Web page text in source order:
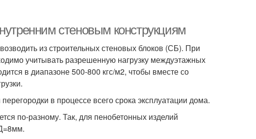
стеновым конструкциям
из строительных стеновых блоков (СБ). При
учитывать разрешенную нагрузку междуэтажных
в диапазоне 500-800 кгс/м2, чтобы вместе со
в процессе всего срока эксплуатации дома.
по-разному. Так, для пенобетонных изделий